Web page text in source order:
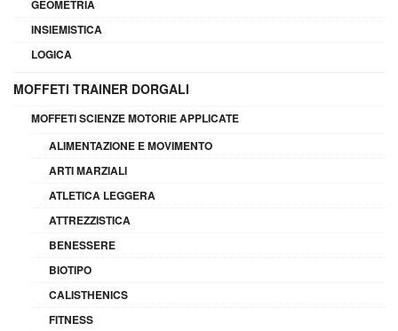
GEOMETRIA
INSIEMISTICA
LOGICA
MOFFETI TRAINER DORGALI
MOFFETI SCIENZE MOTORIE APPLICATE
ALIMENTAZIONE E MOVIMENTO
ARTI MARZIALI
ATLETICA LEGGERA
ATTREZZISTICA
BENESSERE
BIOTIPO
CALISTHENICS
FITNESS